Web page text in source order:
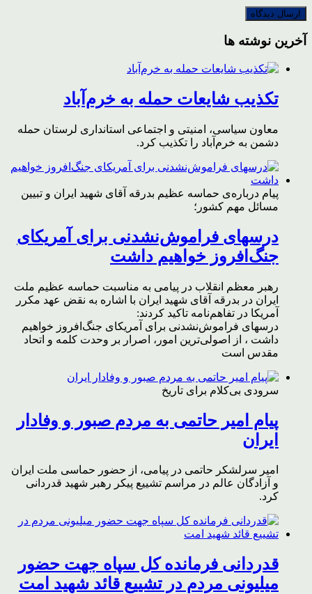
آخرین نوشته ها
تکذیب شایعات حمله به خرم‌آباد
معاون سیاسی، امنیتی و اجتماعی استانداری لرستان حمله
دشمن به خرم‌آباد را تکذیب کرد.
پیام درباره‌ی حماسه عظیم بدرقه آقای شهید ایران و تبیین
مسائل مهم کشور؛
درسهای فراموش‌نشدنی برای آمریکای
جنگ‌افروز خواهیم داشت
رهبر معظم انقلاب در پیامی به مناسبت حماسه عظیم ملت
ایران در بدرقه آقای شهید ایران با اشاره به نقض عهد مکرر
آمریکا در تفاهم‌نامه تاکید کردند:
درسهای فراموش‌نشدنی برای آمریکای جنگ‌افروز خواهیم
داشت ، از اصولی‌ترین امور، اصرار بر وحدت کلمه و اتحاد
مقدس است
سرودی بی‌کلام برای تاریخ
پیام امیر حاتمی به مردم صبور و وفادار
ایران
امیر سرلشکر حاتمی در پیامی، از حضور حماسی ملت ایران
و آزادگان عالم در مراسم تشییع پیکر رهبر شهید قدردانی
کرد.
قدردانی فرمانده کل سپاه جهت حضور
میلیونی مردم در تشییع قائد شهید امت